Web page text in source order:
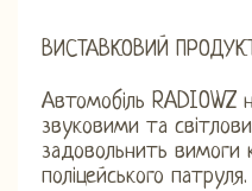
ВИСТАВКОВИЙ
Автомобіль RADIOWZ
звуковими та
задовольнить вимоги
поліцейського патруля.